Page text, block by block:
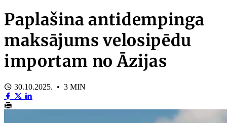
Paplašina antidempinga
maksājums velosipēdu
importam no Āzijas
30.10.2025. • 3 MIN